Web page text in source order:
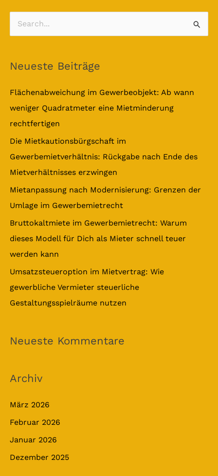
h
e
n
Neueste Beiträge
Flächenabweichung im Gewerbeobjekt: Ab wann
weniger Quadratmeter eine Mietminderung
rechtfertigen
Die Mietkautionsbürgschaft im
Gewerbemietverhältnis: Rückgabe nach Ende des
Mietverhältnisses erzwingen
Mietanpassung nach Modernisierung: Grenzen der
Umlage im Gewerbemietrecht
Bruttokaltmiete im Gewerbemietrecht: Warum
dieses Modell für Dich als Mieter schnell teuer
werden kann
Umsatzsteueroption im Mietvertrag: Wie
gewerbliche Vermieter steuerliche
Gestaltungsspielräume nutzen
Neueste Kommentare
Archiv
März 2026
Februar 2026
Januar 2026
Dezember 2025